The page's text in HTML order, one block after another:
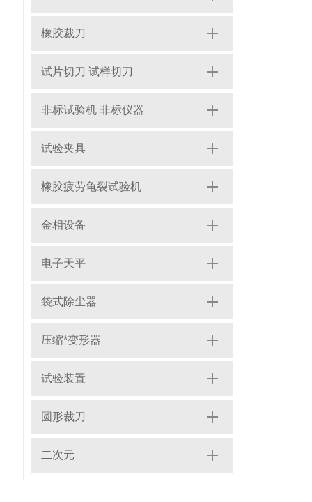
橡胶裁刀
试片切刀 试样切刀
非标试验机 非标仪器
试验夹具
橡胶疲劳龟裂试验机
金相设备
电子天平
袋式除尘器
压缩*变形器
试验装置
圆形裁刀
二次元